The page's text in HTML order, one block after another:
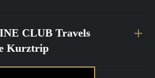
CLUB Travels
Kurztrip